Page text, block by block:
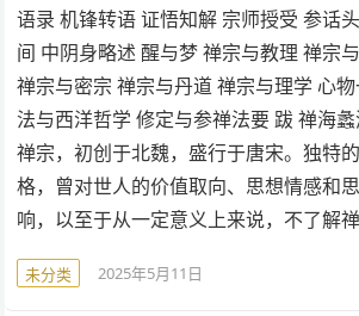
语录 机锋转语 证悟知解 宗师授受 参话
间 中阴身略述 醒与梦 禅宗与教理 禅宗
禅宗与密宗 禅宗与丹道 禅宗与理学 心
法与西洋哲学 修定与参禅法要 跋 禅海
禅宗，初创于北魏，盛行于唐宋。独特
格，曾对世人的价值取向、思想情感和
响，以至于从一定意义上来说，不了解
未分类 2025年5月11日